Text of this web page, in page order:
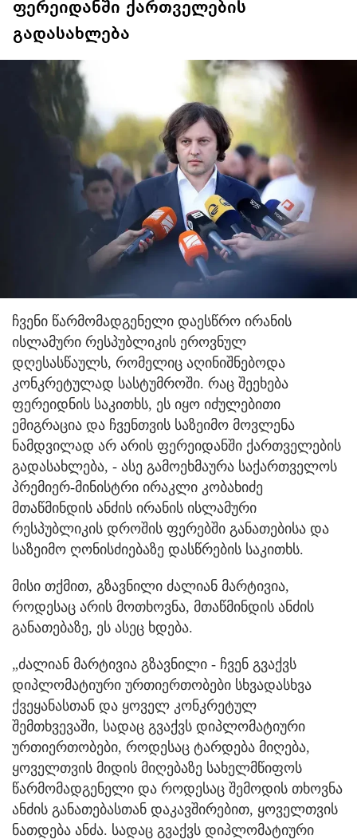
ფერეიდანში ქართველების
გადასახლება
ჩვენი წარმომადგენელი დაესწრო ირანის
ისლამური რესპუბლიკის ეროვნულ
დღესასწაულს, რომელიც აღინიშნებოდა
კონკრეტულად სასტუმროში. რაც შეეხება
ფერეიდნის საკითხს, ეს იყო იძულებითი
ემიგრაცია და ჩვენთვის საზეიმო მოვლენა
ნამდვილად არ არის ფერეიდანში ქართველების
გადასახლება, - ასე გამოეხმაურა საქართველოს
პრემიერ-მინისტრი ირაკლი კობახიძე
მთაწმინდის ანძის ირანის ისლამური
რესპუბლიკის დროშის ფერებში განათებისა და
საზეიმო ღონისძიებაზე დასწრების საკითხს.
მისი თქმით, გზავნილი ძალიან მარტივია,
როდესაც არის მოთხოვნა, მთაწმინდის ანძის
განათებაზე, ეს ასეც ხდება.
„ძალიან მარტივია გზავნილი - ჩვენ გვაქვს
დიპლომატიური ურთიერთობები სხვადასხვა
ქვეყანასთან და ყოველ კონკრეტულ
შემთხვევაში, სადაც გვაქვს დიპლომატიური
ურთიერთობები, როდესაც ტარდება მიღება,
ყოველთვის მიდის მიღებაზე სახელმწიფოს
წარმომადგენელი და როდესაც შემოდის თხოვნა
ანძის განათებასთან დაკავშირებით, ყოველთვის
ნათდება ანძა. სადაც გვაქვს დიპლომატიური